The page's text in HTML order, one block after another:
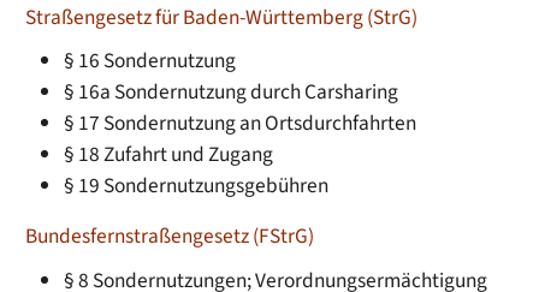
Straßengesetz für Baden-Württemberg (StrG)
§ 16 Sondernutzung
§ 16a Sondernutzung durch Carsharing
§ 17 Sondernutzung an Ortsdurchfahrten
§ 18 Zufahrt und Zugang
§ 19 Sondernutzungsgebühren
Bundesfernstraßengesetz (FStrG)
§ 8 Sondernutzungen; Verordnungsermächtigung